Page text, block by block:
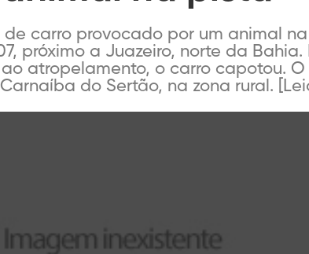
carro provocado por um animal
próximo a Juazeiro, norte da
atropelamento, o carro capotou.
do Sertão, na zona rural.